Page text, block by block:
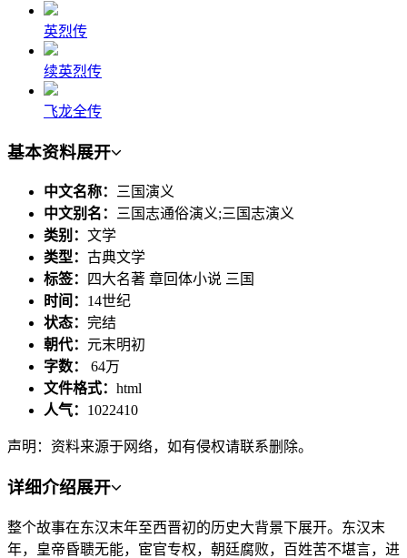
英烈传
续英烈传
飞龙全传
基本资料展开
中文名称： 三国演义
中文别名： 三国志通俗演义;三国志演义
类别： 文学
类型： 古典文学
标签：
四大名著 章回体小说 三国
时间： 14世纪
状态： 完结
朝代： 元末明初
字数： 64万
文件格式： html
人气： 1022410
声明：资料来源于网络，如有侵权请联系删除。
详细介绍展开
整个故事在东汉末年至西晋初的历史大背景下展开。东汉末
年，皇帝昏聩无能，宦官专权，朝廷腐败，百姓苦不堪言，进